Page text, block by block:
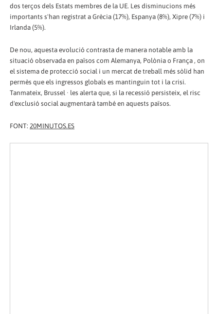
dos terços dels Estats membres de la UE. Les disminucions més
importants s'han registrat a Grècia (17%), Espanya (8%), Xipre (7%) i
Irlanda (5%).
De nou, aquesta evolució contrasta de manera notable amb la
situació observada en països com Alemanya, Polònia o França , on
el sistema de protecció social i un mercat de treball més sòlid han
permès que els ingressos globals es mantinguin tot i la crisi.
Tanmateix, Brussel · les alerta que, si la recessió persisteix, el risc
d'exclusió social augmentarà també en aquests països.
FONT: 20MINUTOS.ES